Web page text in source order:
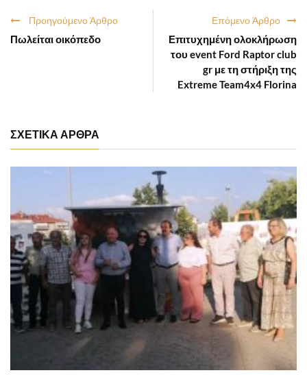
Επόμενο Άρθρο
Επιτυχημένη ολοκλήρωση
του event Ford Raptor club
gr με τη στήριξη της
Extreme Team4x4 Florina
Προηγούμενο Άρθρο
Πωλείται οικόπεδο
ΣΧΕΤΙΚΑ ΑΡΘΡΑ